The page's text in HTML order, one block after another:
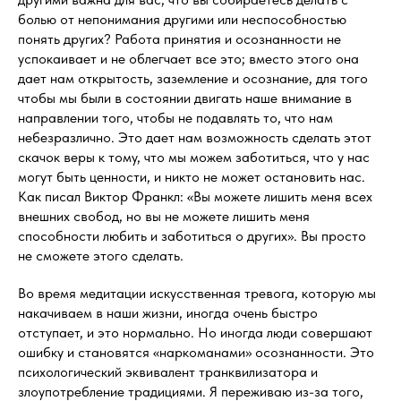
болью от непонимания другими или неспособностью
понять других? Работа принятия и осознанности не
успокаивает и не облегчает все это; вместо этого она
дает нам открытость, заземление и осознание, для того
чтобы мы были в состоянии двигать наше внимание в
направлении того, чтобы не подавлять то, что нам
небезразлично. Это дает нам возможность сделать этот
скачок веры к тому, что мы можем заботиться, что у нас
могут быть ценности, и никто не может остановить нас.
Как писал Виктор Франкл: «Вы можете лишить меня всех
внешних свобод, но вы не можете лишить меня
способности любить и заботиться о других». Вы просто
не сможете этого сделать.
Во время медитации искусственная тревога, которую мы
накачиваем в наши жизни, иногда очень быстро
отступает, и это нормально. Но иногда люди совершают
ошибку и становятся «наркоманами» осознанности. Это
психологический эквивалент транквилизатора и
злоупотребление традициями. Я переживаю из-за того,